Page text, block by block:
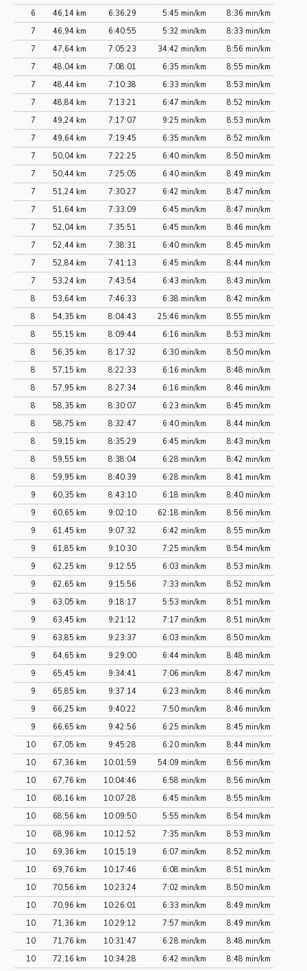
6
46,14 km 6:36:29 5:45 min/km
8:36 min/km
7
46,94 km 6:40:55 5:32 min/km
8:33 min/km
7
47,64 km 7:05:23 34:42 min/km
8:56 min/km
7
48,04 km 7:08:01 6:35 min/km
8:55 min/km
7
48,44 km 7:10:38 6:33 min/km
8:53 min/km
7
48,84 km 7:13:21 6:47 min/km
8:52 min/km
7
49,24 km 7:17:07 9:25 min/km
8:53 min/km
7
49,64 km 7:19:45 6:35 min/km
8:52 min/km
7
50,04 km 7:22:25 6:40 min/km
8:50 min/km
7
50,44 km 7:25:05 6:40 min/km
8:49 min/km
7
51,24 km 7:30:27 6:42 min/km
8:47 min/km
7
51,64 km 7:33:09 6:45 min/km
8:47 min/km
7
52,04 km 7:35:51 6:45 min/km
8:46 min/km
7
52,44 km 7:38:31 6:40 min/km
8:45 min/km
7
52,84 km 7:41:13 6:45 min/km
8:44 min/km
7
53,24 km 7:43:54 6:43 min/km
8:43 min/km
8
53,64 km 7:46:33 6:38 min/km
8:42 min/km
8
54,35 km 8:04:43 25:46 min/km
8:55 min/km
8
55,15 km 8:09:44 6:16 min/km
8:53 min/km
8
56,35 km 8:17:32 6:30 min/km
8:50 min/km
8
57,15 km 8:22:33 6:16 min/km
8:48 min/km
8
57,95 km 8:27:34 6:16 min/km
8:46 min/km
8
58,35 km 8:30:07 6:23 min/km
8:45 min/km
8
58,75 km 8:32:47 6:40 min/km
8:44 min/km
8
59,15 km 8:35:29 6:45 min/km
8:43 min/km
8
59,55 km 8:38:04 6:28 min/km
8:42 min/km
8
59,95 km 8:40:39 6:28 min/km
8:41 min/km
9
60,35 km 8:43:10 6:18 min/km
8:40 min/km
9
60,65 km 9:02:10 62:18 min/km
8:56 min/km
9
61,45 km 9:07:32 6:42 min/km
8:55 min/km
9
61,85 km 9:10:30 7:25 min/km
8:54 min/km
9
62,25 km 9:12:55 6:03 min/km
8:53 min/km
9
62,65 km 9:15:56 7:33 min/km
8:52 min/km
9
63,05 km 9:18:17 5:53 min/km
8:51 min/km
9
63,45 km 9:21:12 7:17 min/km
8:51 min/km
9
63,85 km 9:23:37 6:03 min/km
8:50 min/km
9
64,65 km 9:29:00 6:44 min/km
8:48 min/km
9
65,45 km 9:34:41 7:06 min/km
8:47 min/km
9
65,85 km 9:37:14 6:23 min/km
8:46 min/km
9
66,25 km 9:40:22 7:50 min/km
8:46 min/km
9
66,65 km 9:42:56 6:25 min/km
8:45 min/km
10
67,05 km 9:45:28 6:20 min/km
8:44 min/km
10
67,36 km 10:01:59 54:09 min/km
8:56 min/km
10
67,76 km 10:04:46 6:58 min/km
8:56 min/km
10
68,16 km 10:07:28 6:45 min/km
8:55 min/km
10
68,56 km 10:09:50 5:55 min/km
8:54 min/km
10
68,96 km 10:12:52 7:35 min/km
8:53 min/km
10
69,36 km 10:15:19 6:07 min/km
8:52 min/km
10
69,76 km 10:17:46 6:08 min/km
8:51 min/km
10
70,56 km 10:23:24 7:02 min/km
8:50 min/km
10
70,96 km 10:26:01 6:33 min/km
8:49 min/km
10
71,36 km 10:29:12 7:57 min/km
8:49 min/km
10
71,76 km 10:31:47 6:28 min/km
8:48 min/km
10
72,16 km 10:34:28 6:42 min/km
8:48 min/km